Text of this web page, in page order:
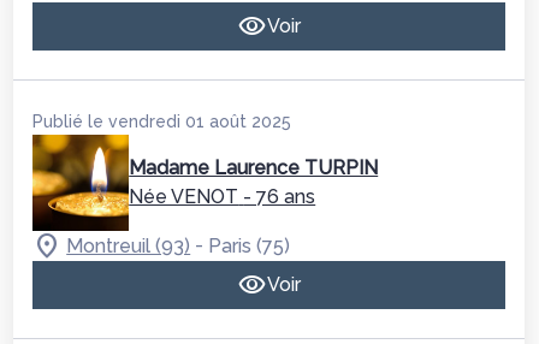
Voir
Publié le vendredi 01 août 2025
Madame Laurence TURPIN
Née VENOT - 76 ans
Montreuil (93) - Paris (75)
Voir